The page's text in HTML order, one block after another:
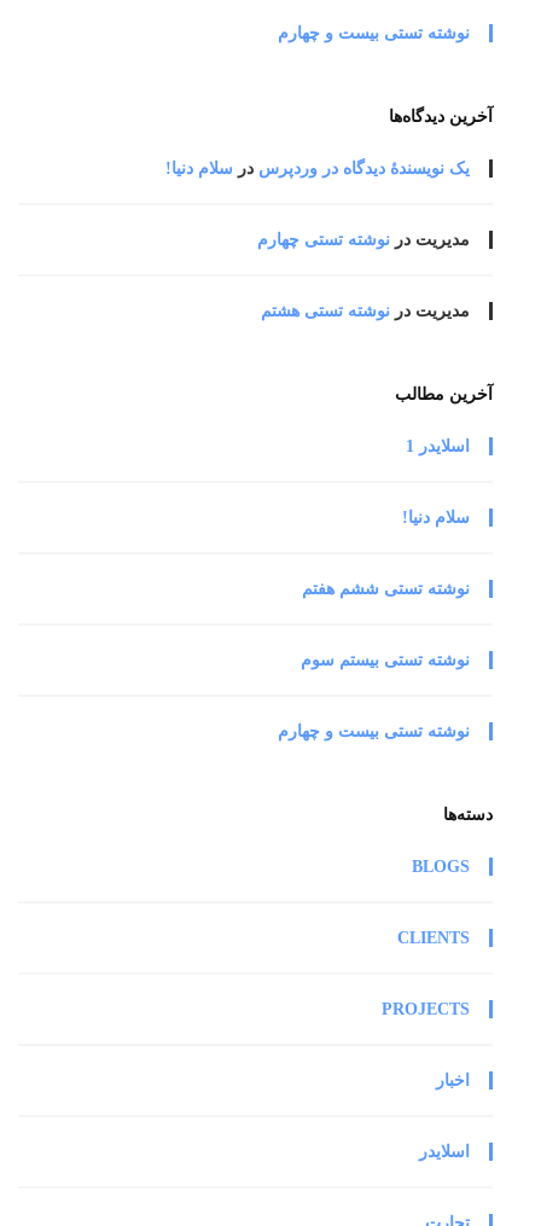
نوشته تستی بیست و چهارم
آخرین دیدگاه‌ها
یک نویسندهٔ دیدگاه در وردپرس در سلام دنیا!
مدیریت در نوشته تستی چهارم
مدیریت در نوشته تستی هشتم
آخرین مطالب
اسلایدر 1
سلام دنیا!
نوشته تستی ششم هفتم
نوشته تستی بیستم سوم
نوشته تستی بیست و چهارم
دسته‌ها
BLOGS
CLIENTS
PROJECTS
اخبار
اسلایدر